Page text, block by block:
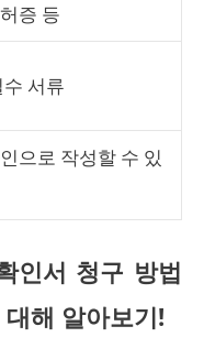
증 등
서류
으로 작성할 수 있
인서 청구 방법
해 알아보기!